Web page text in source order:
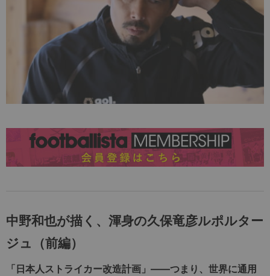
中野和也が描く、渾身の久保竜彦ルポルター
ジュ
（前編）
「日本人ストライカー改造計画」――つまり、世界に通用